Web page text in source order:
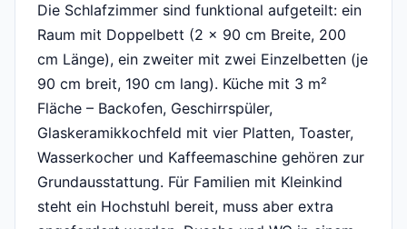
Die Schlafzimmer sind funktional aufgeteilt: ein
Raum mit Doppelbett (2 x 90 cm Breite, 200
cm Länge), ein zweiter mit zwei Einzelbetten (je
90 cm breit, 190 cm lang). Küche mit 3 m²
Fläche – Backofen, Geschirrspüler,
Glaskeramikkochfeld mit vier Platten, Toaster,
Wasserkocher und Kaffeemaschine gehören zur
Grundausstattung. Für Familien mit Kleinkind
steht ein Hochstuhl bereit, muss aber extra